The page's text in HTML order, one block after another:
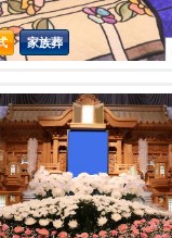
家族葬